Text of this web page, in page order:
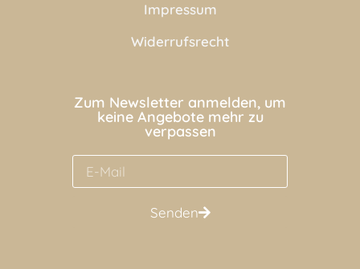
Impressum
Widerrufsrecht
Zum Newsletter anmelden, um
keine Angebote mehr zu
verpassen
Senden